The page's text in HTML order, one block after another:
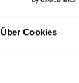
Über Cookies